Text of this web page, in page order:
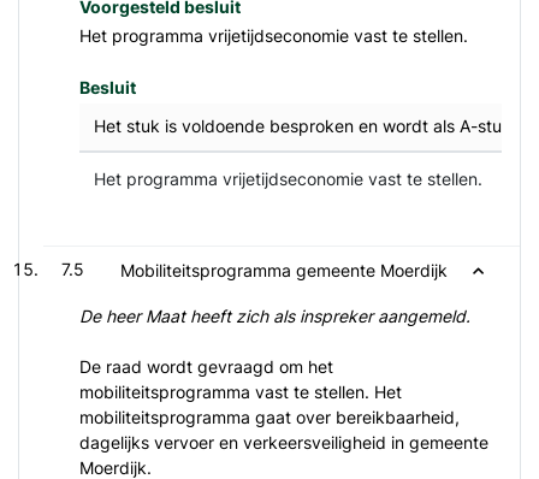
Voorgesteld besluit
Het programma vrijetijdseconomie vast te stellen.
Besluit
Het stuk is voldoende besproken en wordt als A-stuk
Het programma vrijetijdseconomie vast te stellen.
7.5 Mobiliteitsprogramma gemeente Moerdijk
De heer Maat heeft zich als inspreker aangemeld.
De raad wordt gevraagd om het
mobiliteitsprogramma vast te stellen. Het
mobiliteitsprogramma gaat over bereikbaarheid,
dagelijks vervoer en verkeersveiligheid in gemeente
Moerdijk.